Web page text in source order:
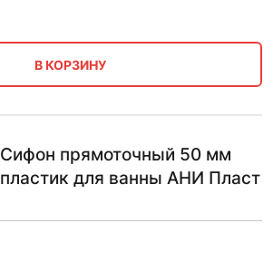
В КОРЗИНУ
Сифон прямоточный 50 мм
пластик для ванны АНИ Пласт